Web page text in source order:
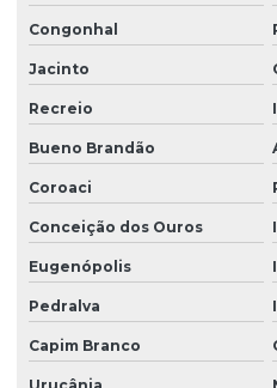
Congonhal
Jacinto
Recreio
Bueno Brandão
Coroaci
Conceição dos Ouros
Eugenópolis
Pedralva
Capim Branco